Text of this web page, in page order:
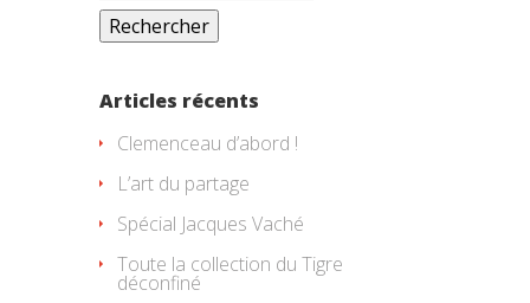
Articles récents
Clemenceau d’abord !
L’art du partage
Spécial Jacques Vaché
Toute la collection du Tigre
déconfiné